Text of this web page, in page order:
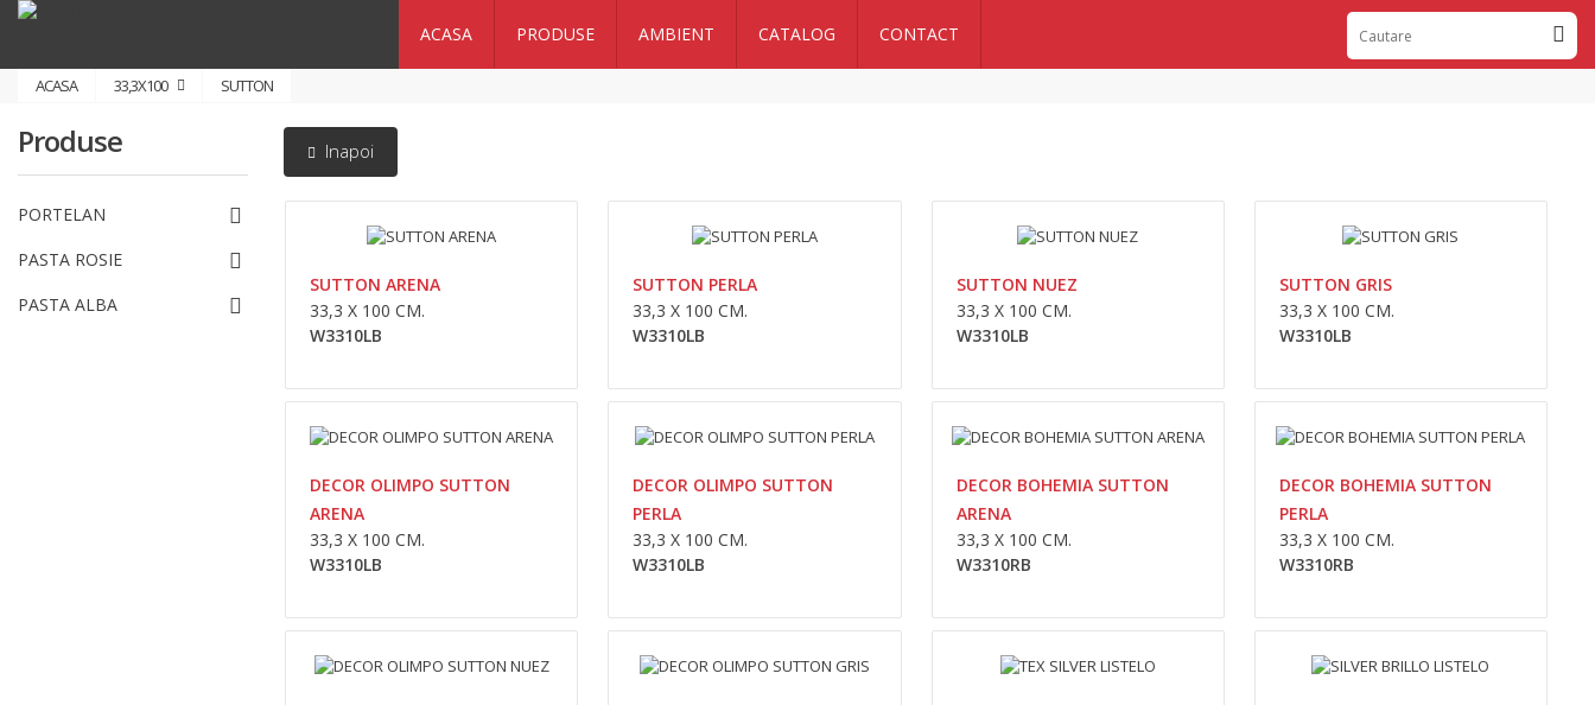
ACASA PRODUSE AMBIENT CATALOG CONTACT
ACASA 33,3X100 SUTTON
Produse
PORTELAN
PASTA ROSIE
PASTA ALBA
0,00lei
Availability În Stoc
Adaugă În Coş
SUTTON PERLA
33,3 x 100 cm.W3310LB..
0,00lei
Availability
Wishlist
Inapoi
SUTTON ARENA
33,3 X 100 CM.
W3310LB
SUTTON PERLA
33,3 X 100 CM.
W3310LB
SUTTON NUEZ
33,3 X 100 CM.
W3310LB
SUTTON GRIS
33,3 X 100 CM.
W3310LB
DECOR OLIMPO SUTTON
ARENA
33,3 X 100 CM.
W3310LB
DECOR OLIMPO SUTTON
PERLA
33,3 X 100 CM.
W3310LB
DECOR BOHEMIA SUTTON
ARENA
33,3 X 100 CM.
W3310RB
DECOR BOHEMIA SUTTON
PERLA
33,3 X 100 CM.
W3310RB